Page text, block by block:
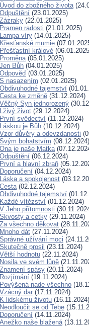
Úvod do zbožného života
Odpuštění (23.01.2025)
Zázraky (22.01.2025)
Pramen radosti (21.01.2025)
Lampa víry (14.01.2025)
Křesťanské mumie
Přešťastní králové
Proměna(05.01.2025)
Jen Bůh (04.01.2025)
Odpověď (03.01.2025)
S nasazením (02.01.2025)
Obdivuhodné tajemství
Cesta ke změně (31.12.2024)
Věčný Syn jednorozený
Lživý život (29.12.2024)
První svědectví (11.12.2024)
Láskou je Bůh (10.12.2024)
Vzor důvěry a odevzdanosti
Svým bohatstvím (08.12.2024)
Ona je naše Matka
Odpuštění (06.12.2024)
První a hlavní zbraň
Doporučení (04.12.2024)
Láska a spokojenost
Cesta(02.12.2024)
Obdivuhodné tajemství
Každé vítězství (01.12.2024)
V Jeho přítomnosti
Skvosty a cetky (29.11.2024)
Za všechno děkovat
Mnoho dát (27.11.2024)
Správné užívání moci
Skutečně prosil (23.11.2024)
Větší hodnotu (22.11.2024)
Nosila ve svém lůně
Znamení spásy (20.11.2024)
Rozjímání (19.11.2024)
Povýšená nade všechno
Vzácný dar (17.11.2024)
K lidskému životu (16.11.2024)
Neodloučit se od Tebe
Doporučení (14.11.2024)
Anežko naše blažená